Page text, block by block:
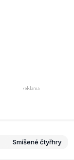
Smíšené čtyřhry